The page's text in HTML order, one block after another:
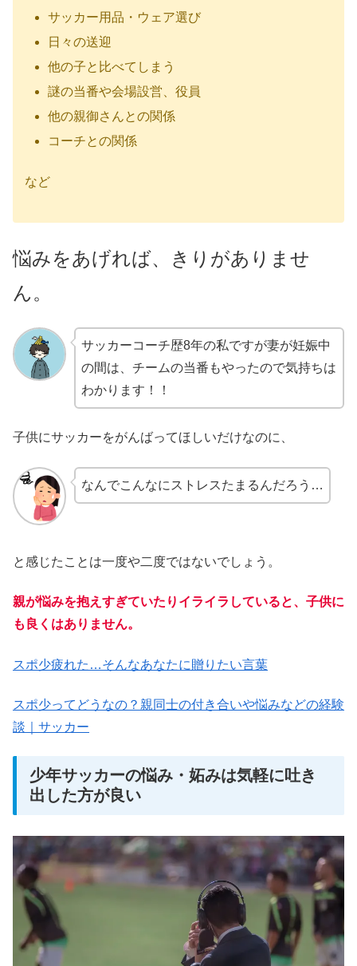
サッカー用品・ウェア選び
日々の送迎
他の子と比べてしまう
謎の当番や会場設営、役員
他の親御さんとの関係
コーチとの関係
など
悩みをあげれば、きりがありませ
ん。
サッカーコーチ歴8年の私ですが妻が妊娠中
の間は、チームの当番もやったので気持ちは
わかります！！
子供にサッカーをがんばってほしいだけなのに、
なんでこんなにストレスたまるんだろう…
と感じたことは一度や二度ではないでしょう。
親が悩みを抱えすぎていたりイライラしていると、子供に
も良くはありません。
スポ少疲れた…そんなあなたに贈りたい言葉
スポ少ってどうなの？親同士の付き合いや悩みなどの経験
談｜サッカー
少年サッカーの悩み・妬みは気軽に吐き
出した方が良い